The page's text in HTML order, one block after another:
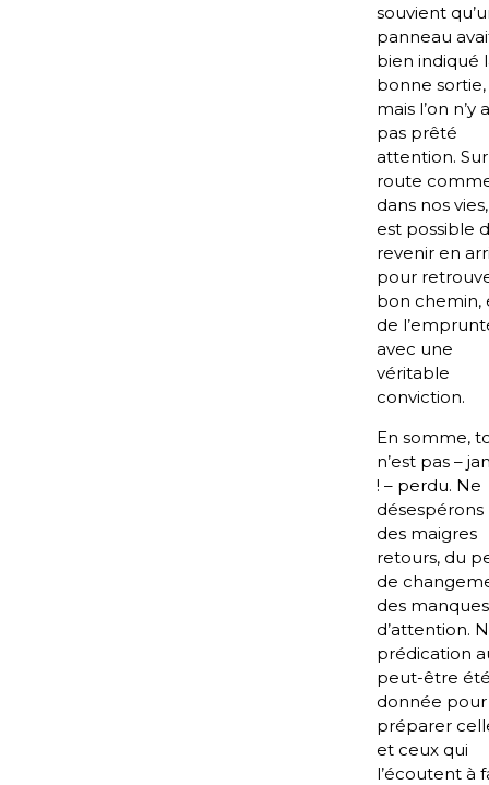
souvient
panneau
bien indiqué
bonne sortie,
mais l’on n’y
pas prêté
attention.
route
dans nos
est possible
revenir en
pour
bon chemin,
de
avec une
véritable
conviction.
En somme,
n’est pas –
! – perdu. Ne
désespérons
des maigres
retours, du
de
des manques
d’attention.
prédication
peut-être
donnée pour
préparer
et ceux qui
l’écoutent à